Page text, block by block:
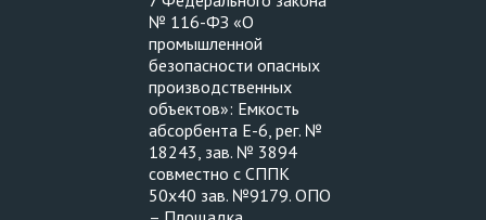
№ 116-ФЗ «О
промышленной
безопасности опасных
производственных
объектов»: Емкость
абсорбента Е-6, рег. №
18243, зав. № 3894
совместно с СППК
50х40 зав. №9179. ОПО